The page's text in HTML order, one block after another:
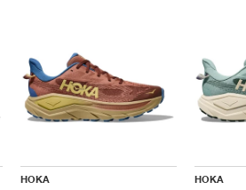
HOKA HOKA